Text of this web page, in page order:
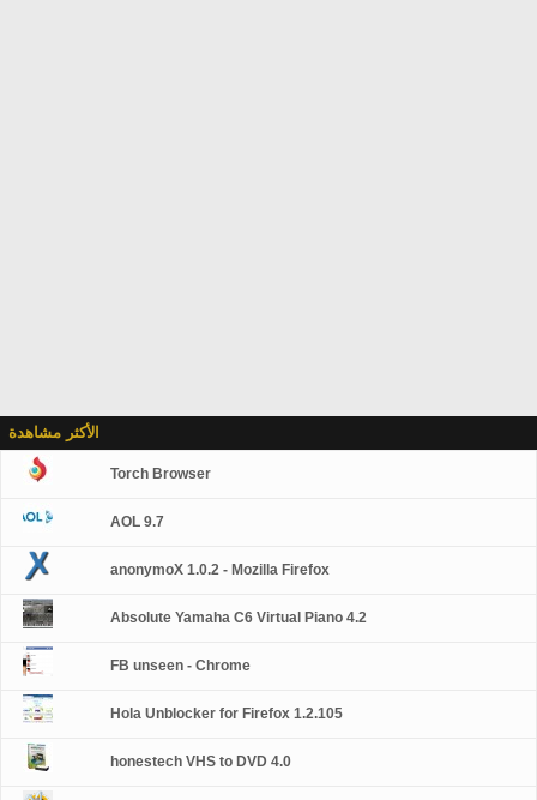
الأكثر مشاهدة
Torch Browser
AOL 9.7
anonymoX 1.0.2 - Mozilla Firefox
Absolute Yamaha C6 Virtual Piano 4.2
FB unseen - Chrome
Hola Unblocker for Firefox 1.2.105
honestech VHS to DVD 4.0